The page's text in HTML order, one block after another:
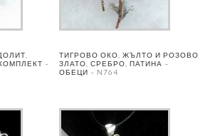
–
ТИГРОВО ОКО, ЖЪЛТО И РОЗОВО
ЗЛАТО, СРЕБРО, ПАТИНА –
ОБЕЦИ – N764